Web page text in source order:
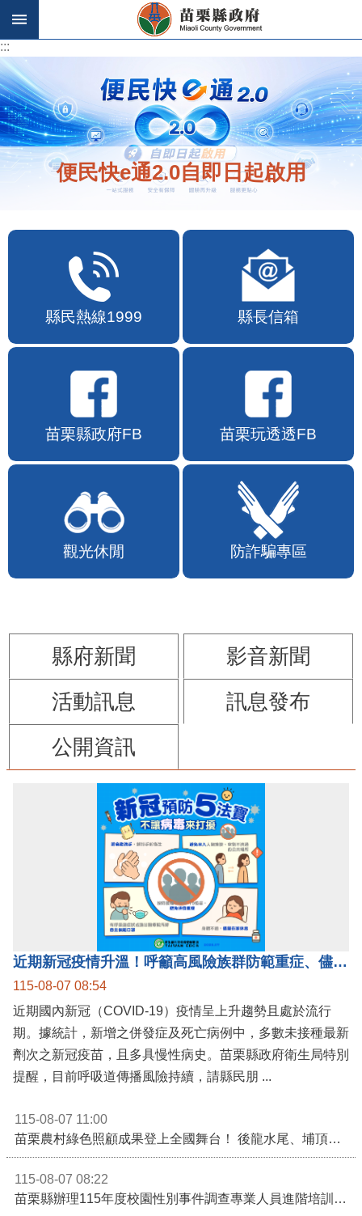
跳到主要內容區塊
:::
:::
便民快e通2.0自即日起啟用
縣民熱線1999 縣長信箱
苗栗縣政府FB 苗栗玩透透FB
觀光休閒 防詐騙專區
縣府新聞
影音新聞
活動訊息
訊息發布
公開資訊
近期新冠疫情升溫！呼籲高風險族群防範重症、儘速接種疫苗及早就醫
115-08-07 08:54
近期國內新冠（COVID-19）疫情呈上升趨勢且處於流行
期。據統計，新增之併發症及死亡病例中，多數未接種最新
劑次之新冠疫苗，且多具慢性病史。苗栗縣政府衛生局特別
提醒，目前呼吸道傳播風險持續，請縣民朋 ...
115-08-07 11:00
苗栗農村綠色照顧成果登上全國舞台！ 後龍水尾、埔頂社區前進2026高齡健康產業博覽會
115-08-07 08:22
苗栗縣辦理115年度校園性別事件調查專業人員進階培訓 深化調查實務能力 持續打造安全友善校園